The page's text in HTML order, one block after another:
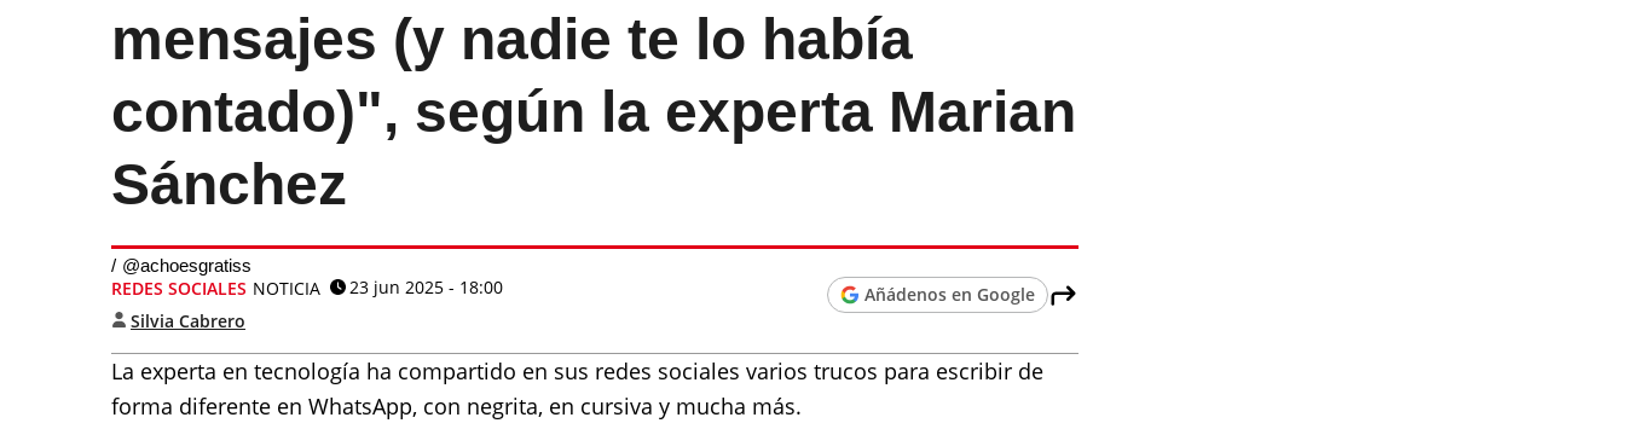
mensajes (y nadie te lo había
contado)", según la experta Marian
Sánchez
@achoesgratiss
REDES SOCIALES NOTICIA
23 jun 2025 - 18:00
Silvia Cabrero
Añádenos en Google
La experta en tecnología ha compartido en sus redes sociales varios trucos para escribir de
forma diferente en WhatsApp, con negrita, en cursiva y mucha más.